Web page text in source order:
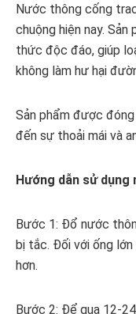
Nước thông cống
chuộng hiện nay.
thức độc đáo, giúp
không làm hư hại
Sản phẩm được
đến sự thoải mái và
Hướng dẫn sử
Bước 1: Đổ nước
bị tắc. Đối với ống lớn
hơn.
Bước 2: Để qua 12-